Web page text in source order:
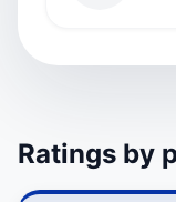
Ratings by